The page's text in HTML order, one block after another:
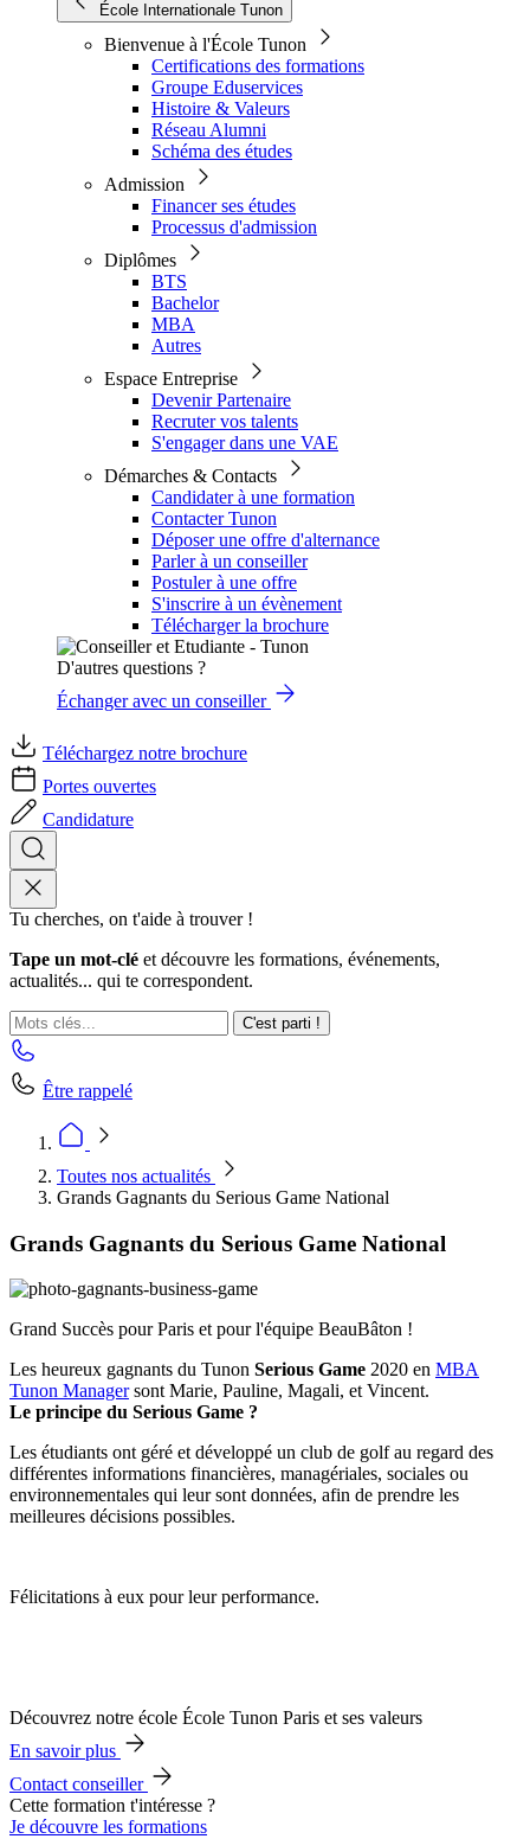
École Internationale Tunon
Bienvenue à l'École Tunon
Certifications des formations
Groupe Eduservices
Histoire & Valeurs
Réseau Alumni
Schéma des études
Admission
Financer ses études
Processus d'admission
Diplômes
BTS
Bachelor
MBA
Autres
Espace Entreprise
Devenir Partenaire
Recruter vos talents
S'engager dans une VAE
Démarches & Contacts
Candidater à une formation
Contacter Tunon
Déposer une offre d'alternance
Parler à un conseiller
Postuler à une offre
S'inscrire à un évènement
Télécharger la brochure
D'autres questions ?
Échanger avec un conseiller
Téléchargez notre brochure
Portes ouvertes
Candidature
Tu cherches, on t'aide à trouver !
Tape un mot-clé et découvre les formations, événements,
actualités... qui te correspondent.
C'est parti !
Être rappelé
Toutes nos actualités
Grands Gagnants du Serious Game National
Grands Gagnants du Serious Game National
Grand Succès pour Paris et pour l'équipe BeauBâton !
Les heureux gagnants du Tunon Serious Game 2020 en MBA
Tunon Managersont Marie, Pauline, Magali, et Vincent.
Le principe du Serious Game ?
Les étudiants ont géré et développé un club de golf au regard des
différentes informations financières, managériales, sociales ou
environnementales qui leur sont données, afin de prendre les
meilleures décisions possibles.
Félicitations à eux pour leur performance.
Découvrez notre école École Tunon Paris et ses valeurs
En savoir plus
Contact conseiller
Cette formation t'intéresse ?
Je découvre les formations